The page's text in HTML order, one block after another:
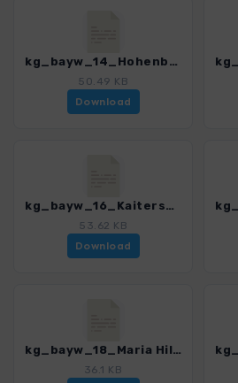
kg_bayw_14_Hohenbogen_3189_1.gpx
50.49 KB
Download
kg_bayw_16_Kaitersberg_3189_1.gpx
53.62 KB
Download
kg_bayw_18_Maria Hilf Blaslhoehe_3189_1.gpx
36.1 KB